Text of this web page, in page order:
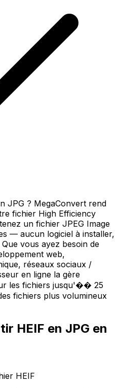
JPG ? MegaConvert rend
fichier High Efficiency
un fichier JPEG Image
— aucun logiciel à installer,
vous ayez besoin de
web,
réseaux sociaux /
en ligne la gère
les fichiers jusqu'�� 25
fichiers plus volumineux
HEIF en JPG en
HEIF